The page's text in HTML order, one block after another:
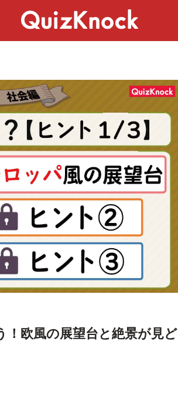
！欧風の展望台と絶景が見ど